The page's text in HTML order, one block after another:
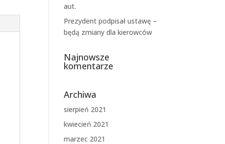
aut.
Prezydent podpisał ustawę –
będą zmiany dla kierowców
Najnowsze
komentarze
Archiwa
sierpień 2021
kwiecień 2021
marzec 2021